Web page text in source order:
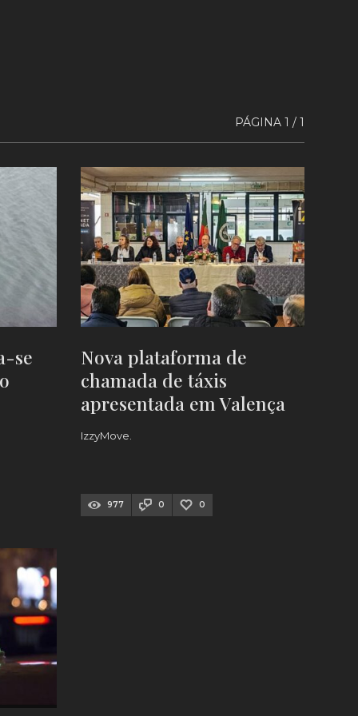
PÁGINA 1 / 1
se
Nova plataforma de
chamada de táxis
apresentada em Valença
IzzyMove.
977 0 0